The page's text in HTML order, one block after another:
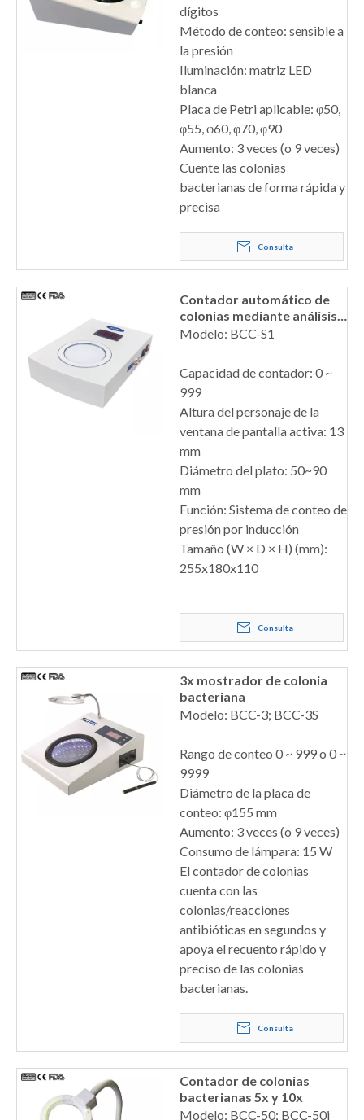
dígitos
Método de conteo: sensible a
la presión
Iluminación: matriz LED
blanca
Placa de Petri aplicable: φ50,
φ55, φ60, φ70, φ90
Aumento: 3 veces (o 9 veces)
Cuente las colonias
bacterianas de forma rápida y
precisa
Consulta
Contador automático de
colonias mediante análisis
de imágenes
Modelo: BCC-S1
Capacidad de contador: 0 ~
999
Altura del personaje de la
ventana de pantalla activa: 13
mm
Diámetro del plato: 50~90
mm
Función: Sistema de conteo de
presión por inducción
Tamaño (W × D × H) (mm):
255x180x110
Consulta
3x mostrador de colonia
bacteriana
Modelo: BCC-3; BCC-3S
Rango de conteo 0 ~ 999 o 0 ~
9999
Diámetro de la placa de
conteo: φ155 mm
Aumento: 3 veces (o 9 veces)
Consumo de lámpara: 15 W
El contador de colonias
cuenta con las
colonias/reacciones
antibióticas en segundos y
apoya el recuento rápido y
preciso de las colonias
bacterianas.
Consulta
Contador de colonias
bacterianas 5x y 10x
Modelo: BCC-50; BCC-50i